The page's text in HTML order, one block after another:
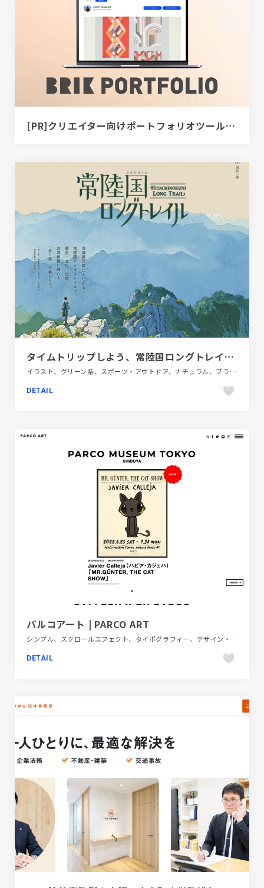
[PR]クリエイター向けポートフォリオツール｜BRIK PORTFOLIO
タイムトリップしよう、常陸国ロングトレイルで。｜茨城県
イラスト、グリーン系、スポーツ・アウトドア、ナチュラル、ブランド・サービスサイト、ベージュ・ゴールド系、日本テイスト
DETAIL
パルコアート | PARCO ART
シンプル、スクロールエフェクト、タイポグラフィー、デザイン・アート・音楽・文芸、フラットデザイン、ブランド・サービスサイト、ホワイト系、ポップ、メディアサイト、商業施設・レジャー
DETAIL